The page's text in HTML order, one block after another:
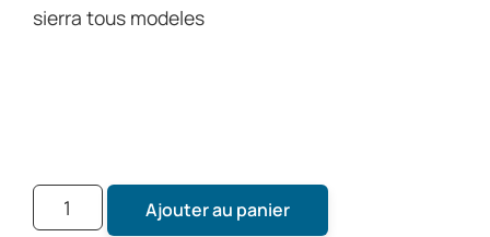
sierra tous modeles
Ajouter au panier